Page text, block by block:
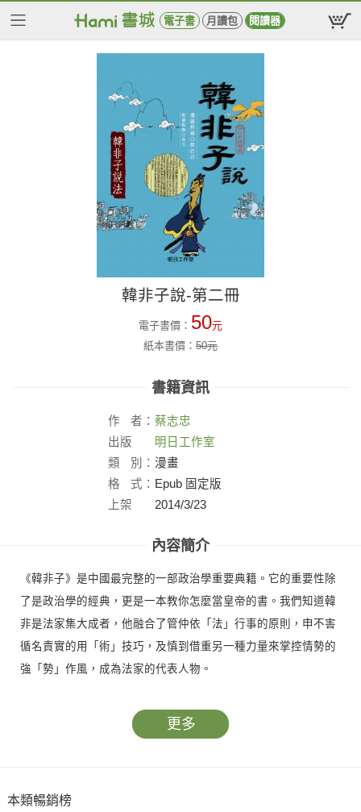
電子書 月讀包 閱讀器
韓非子說-第二冊
電子書價： 50元
紙本書價： 50元
書籍資訊
作 者： 蔡志忠
出版
社：
明日工作室
類
別： 漫畫
格
式： Epub 固定版
上架
2014/3/23
內容簡介
《韓非子》是中國最完整的一部政治學重要典籍。它的重要性除
了是政治學的經典，更是一本教你怎麼當皇帝的書。我們知道韓
非是法家集大成者，他融合了管仲依「法」行事的原則，申不害
循名責實的用「術」技巧，及慎到借重另一種力量來掌控情勢的
強「勢」作風，成為法家的代表人物。
更多
本類暢銷榜